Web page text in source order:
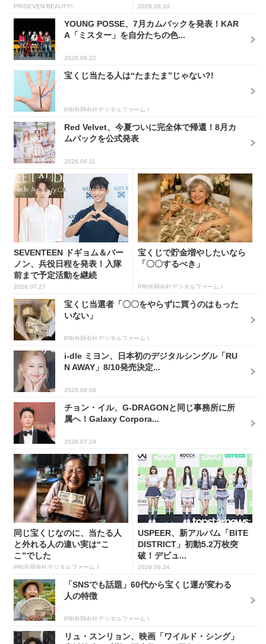
し...
PR(SEVEN BEAUTY) 2026.06.10
YOUNG POSSE、7月カムバックを発表！KAR
A「ミスター」を自分たちの色...
2026.06.22
宝くじ当たる人は“たまたま”じゃない?!
PR(合同会社デジタルファーム )
Red Velvet、今夏ついに完全体で帰還！8月カ
ムバックを公式発表
2026.06.11
SEVENTEEN ドギョム＆バー
ノン、兵役日程を発表！入隊
前まで予定活動を継続
2026.07.27
宝くじで貯金増やしたいなら
「〇〇するべき」
PR(合同会社デジタルファーム )
宝くじ当選者「〇〇をやらずに買うのはもった
いない」
PR(合同会社デジタルファーム )
i-dle ミヨン、日本初のデジタルシングル「RU
N AWAY」8/10発売決定...
2026.08.06
チョン・イル、G-DRAGONと同じ事務所に所
属へ！Galaxy Corpora...
2026.07.29
同じ宝くじなのに、当たる人
と外れる人の違い実は“こ
こ”でした
PR(合同会社デジタルファーム )
USPEER、新アルバム「BITE
DISTRICT」初動5.2万枚突
破！デビュ...
2026.06.24
「SNSでも話題」60代から宝くじ運が変わる
人の特徴
PR(合同会社デジタルファーム )
リュ・スンリョン、映画「ワイルド・シング」